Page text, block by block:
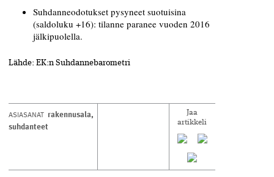
Suhdanneodotukset pysyneet suotuisina
(saldoluku +16): tilanne paranee vuoden 2016
jälkipuolella.
Lähde: EK:n Suhdannebarometri
ASIASANAT rakennusala,
suhdanteet
Jaa
artikkeli